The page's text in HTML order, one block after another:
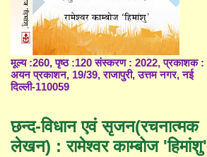
मूल्य :260, पृष्ठ :120 संस्करण : 2022, प्रकाशक :
अयन प्रकाशन, 19/39, राजापुरी, उत्तम नगर, नई
दिल्ली-110059
छन्द-विधान एवं सृजन(रचनात्मक
लेखन) : रामेश्वर काम्बोज 'हिमांशु'